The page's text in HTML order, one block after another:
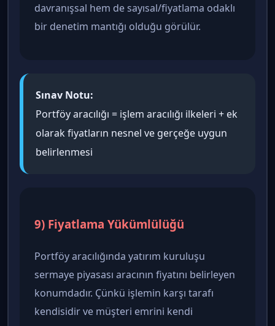
davranışsal hem de sayısal/fiyatlama odaklı
bir denetim mantığı olduğu görülür.
Sınav Notu:
Portföy aracılığı = işlem aracılığı ilkeleri + ek
olarak fiyatların nesnel ve gerçeğe uygun
belirlenmesi
9) Fiyatlama Yükümlülüğü
Portföy aracılığında yatırım kuruluşu
sermaye piyasası aracının fiyatını belirleyen
konumdadır. Çünkü işlemin karşı tarafı
kendisidir ve müşteri emrini kendi